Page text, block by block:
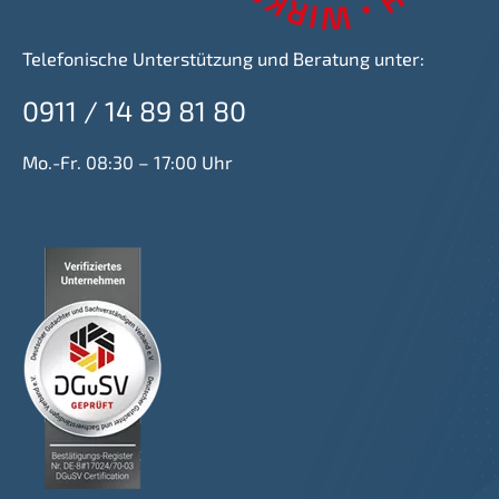
Telefonische Unterstützung und Beratung unter:
0911 / 14 89 81 80
Mo.-Fr. 08:30 – 17:00 Uhr